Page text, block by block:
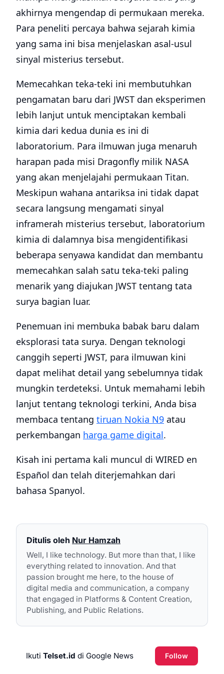
akhirnya mengendap di permukaan mereka.
Para peneliti percaya bahwa sejarah kimia
yang sama ini bisa menjelaskan asal-usul
sinyal misterius tersebut.
Memecahkan teka-teki ini membutuhkan
pengamatan baru dari JWST dan eksperimen
lebih lanjut untuk menciptakan kembali
kimia dari kedua dunia es ini di
laboratorium. Para ilmuwan juga menaruh
harapan pada misi Dragonfly milik NASA
yang akan menjelajahi permukaan Titan.
Meskipun wahana antariksa ini tidak dapat
secara langsung mengamati sinyal
inframerah misterius tersebut, laboratorium
kimia di dalamnya bisa mengidentifikasi
beberapa senyawa kandidat dan membantu
memecahkan salah satu teka-teki paling
menarik yang diajukan JWST tentang tata
surya bagian luar.
Penemuan ini membuka babak baru dalam
eksplorasi tata surya. Dengan teknologi
canggih seperti JWST, para ilmuwan kini
dapat melihat detail yang sebelumnya tidak
mungkin terdeteksi. Untuk memahami lebih
lanjut tentang teknologi terkini, Anda bisa
membaca tentang tiruan Nokia N9 atau
perkembangan harga game digital.
Kisah ini pertama kali muncul di WIRED en
Español dan telah diterjemahkan dari
bahasa Spanyol.
Ditulis oleh Nur Hamzah
Well, I like technology. But more than that, I like
everything related to innovation. And that
passion brought me here, to the house of
digital media and communication, a company
that engaged in Platforms & Content Creation,
Publishing, and Public Relations.
Ikuti Telset.id di Google News Follow